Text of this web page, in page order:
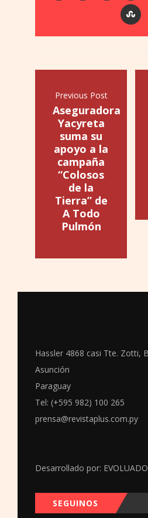
Previous Post
Aseguradora
Yacyreta
suma su
apoyo a la
campaña
“Colosos
de la
Tierra” de
A Todo
Pulmón
Hassler 4868 casi Tte. Zotti,
Asunción
Paraguay
Tel: (+595 982) 100 265
prensa@revistaplus.com.py
Desarrollado por:
SEGUINOS